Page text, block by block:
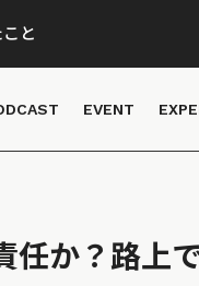
と
EVENT
任か？路上